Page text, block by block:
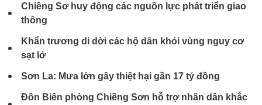
Chiềng Sơ huy động các nguồn lực phát triển giao
thông
Khẩn trương di dời các hộ dân khỏi vùng nguy cơ
sạt lở
Sơn La: Mưa lớn gây thiệt hại gần 17 tỷ đồng
Đồn Biên phòng Chiềng Sơn hỗ trợ nhân dân khắc